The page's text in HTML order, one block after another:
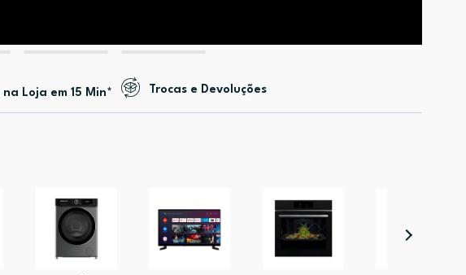
Loja em 15 Min* Trocas e Devoluções